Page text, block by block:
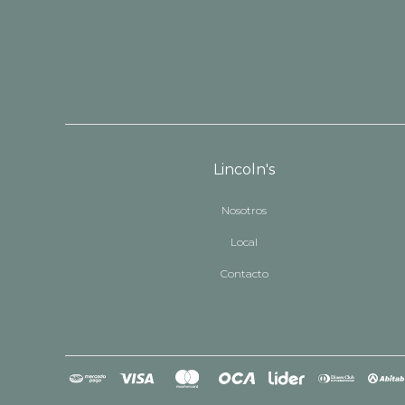
Lincoln's
Nosotros
Local
Contacto